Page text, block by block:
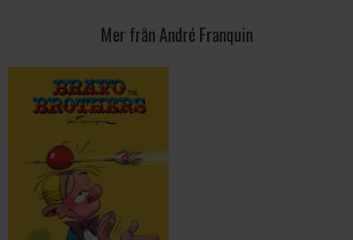
Mer från André Franquin